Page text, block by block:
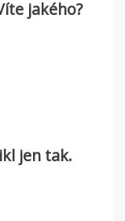
jakého?
jen tak.